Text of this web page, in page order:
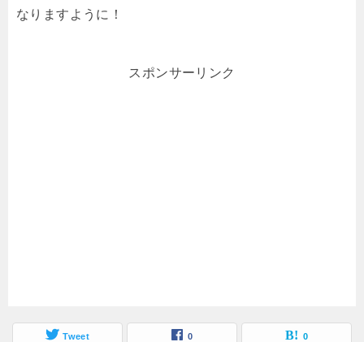
なりますように！
スポンサーリンク
Tweet 0 0